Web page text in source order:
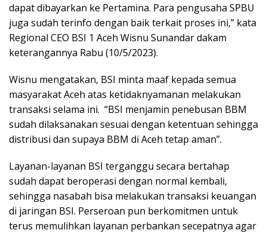
dapat dibayarkan ke Pertamina. Para pengusaha SPBU
juga sudah terinfo dengan baik terkait proses ini,” kata
Regional CEO BSI 1 Aceh Wisnu Sunandar dakam
keterangannya Rabu (10/5/2023).
Wisnu mengatakan, BSI minta maaf kepada semua
masyarakat Aceh atas ketidaknyamanan melakukan
transaksi selama ini. “BSI menjamin penebusan BBM
sudah dilaksanakan sesuai dengan ketentuan sehingga
distribusi dan supaya BBM di Aceh tetap aman”.
Layanan-layanan BSI terganggu secara bertahap
sudah dapat beroperasi dengan normal kembali,
sehingga nasabah bisa melakukan transaksi keuangan
di jaringan BSI. Perseroan pun berkomitmen untuk
terus memulihkan layanan perbankan secepatnya agar